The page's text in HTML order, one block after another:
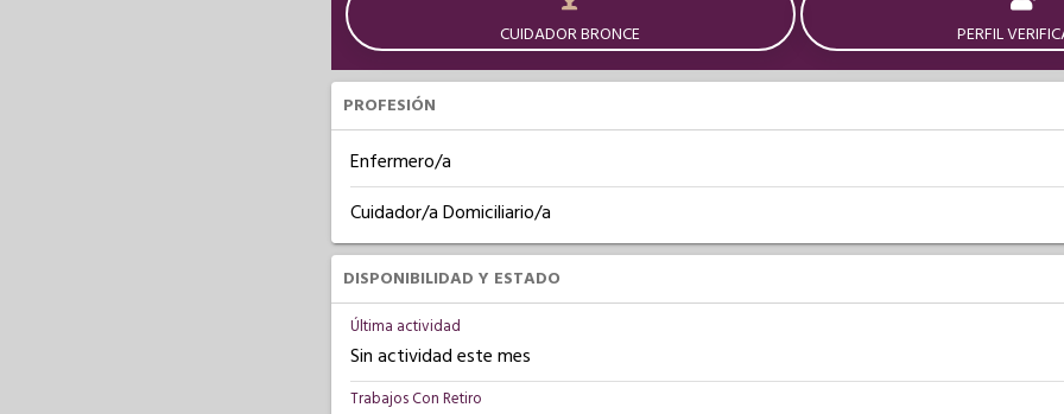
CUIDADOR BRONCE PERFIL
PROFESIÓN
Enfermero/a
Cuidador/a Domiciliario/a
DISPONIBILIDAD Y ESTADO
Última actividad
Sin actividad este mes
Trabajos Con Retiro